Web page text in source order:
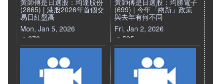
黃師傅是日選股：均達股份
(2865) | 港股2026年首個交
易日紅盤高
Mon, Jan 5, 2026
676
黃師傅是日選股：均勝電子
(699) | 今年「兩新」政策
與去年有何不同
Fri, Jan 2, 2026
595